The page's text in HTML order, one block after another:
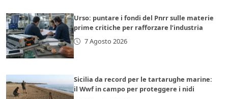
Urso: puntare i fondi del Pnrr sulle materie
prime critiche per rafforzare l’industria
7 Agosto 2026
Sicilia da record per le tartarughe marine:
il Wwf in campo per proteggere i nidi